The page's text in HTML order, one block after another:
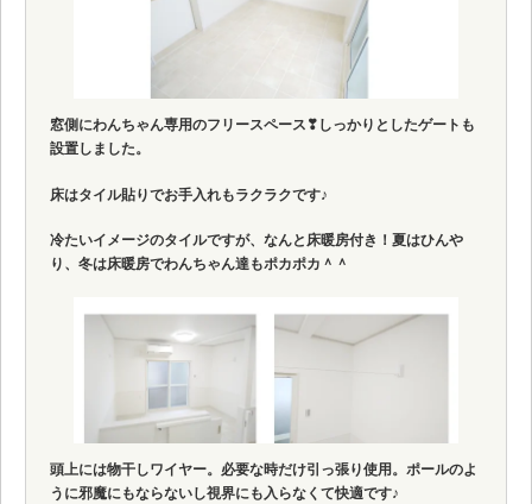
窓側にわんちゃん専用のフリースペース❣しっかりとしたゲートも
設置しました。
床はタイル貼りでお手入れもラクラクです♪
冷たいイメージのタイルですが、なんと床暖房付き！夏はひんや
り、冬は床暖房でわんちゃん達もポカポカ＾＾
頭上には物干しワイヤー。必要な時だけ引っ張り使用。ポールのよ
うに邪魔にもならないし視界にも入らなくて快適です♪